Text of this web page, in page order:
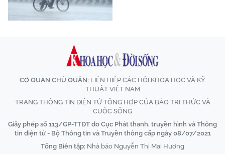
CƠ QUAN CHỦ QUẢN: LIÊN HIỆP CÁC HỘI KHOA HỌC VÀ KỸ
THUẬT VIỆT NAM
TRANG THÔNG TIN ĐIỆN TỬ TỔNG HỢP CỦA BÁO TRI THỨC VÀ
CUỘC SỐNG
Giấy phép số 113/GP-TTĐT do Cục Phát thanh, truyền hình và Thông
tin điện tử - Bộ Thông tin và Truyền thông cấp ngày 08/07/2021
Tổng Biên tập: Nhà báo Nguyễn Thị Mai Hương